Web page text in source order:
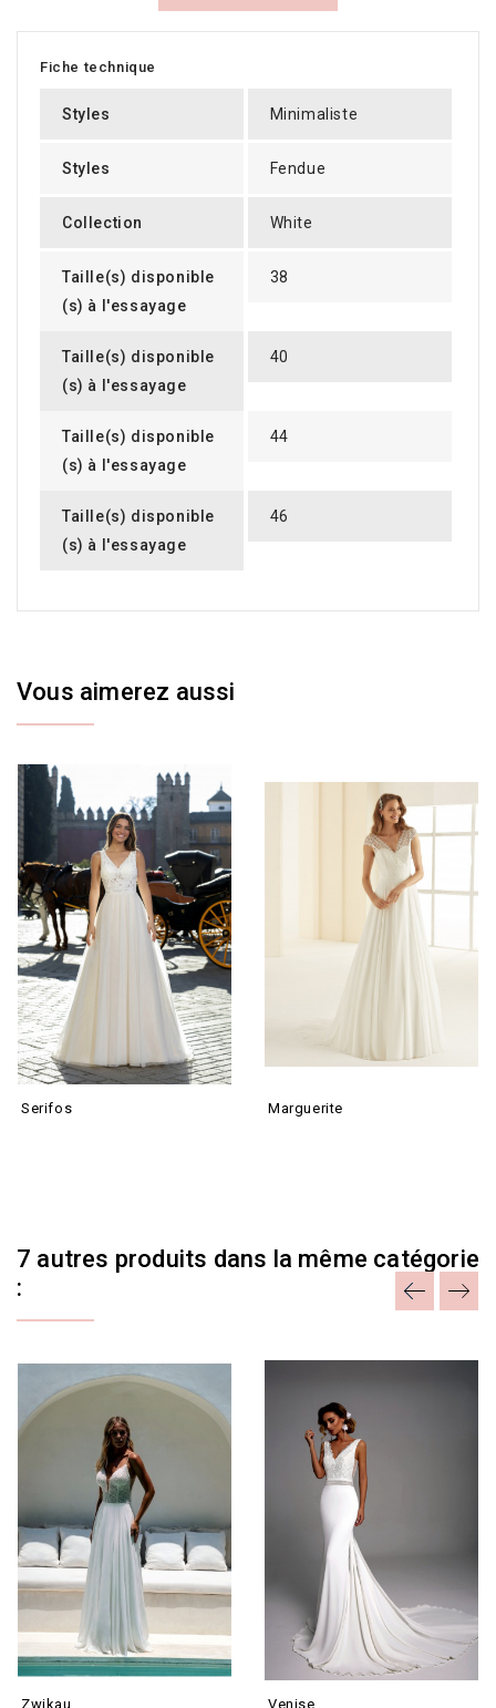
Fiche technique
Styles Minimaliste
Styles Fendue
Collection White
Taille(s) disponible
(s) à l'essayage
38
Taille(s) disponible
(s) à l'essayage
40
Taille(s) disponible
(s) à l'essayage
44
Taille(s) disponible
(s) à l'essayage
46
Vous aimerez aussi
Serifos Marguerite
7 autres produits dans la même catégorie
:
Zwikau Venise